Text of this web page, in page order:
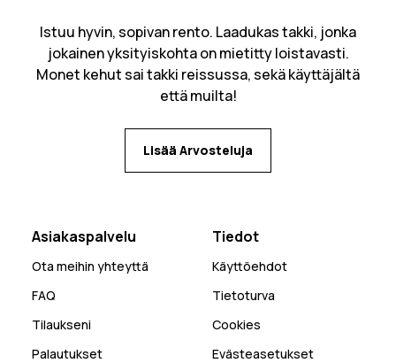
Istuu hyvin, sopivan rento. Laadukas takki, jonka
jokainen yksityiskohta on mietitty loistavasti.
Monet kehut sai takki reissussa, sekä käyttäjältä
että muilta!
Lisää Arvosteluja
Asiakaspalvelu
Ota meihin yhteyttä
FAQ
Tilaukseni
Palautukset
Tiedot
Käyttöehdot
Tietoturva
Cookies
Evästeasetukset